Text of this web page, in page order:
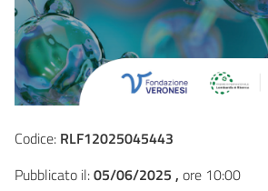
Codice: RLF12025045443
Pubblicato il:05/06/2025 , ore 10:00